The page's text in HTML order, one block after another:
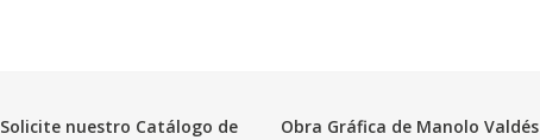
Solicite nuestro Catálogo de
Obra Gráfica de Manolo Valdés